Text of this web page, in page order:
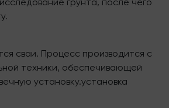
сваи. Процесс производится с
техники, обеспечивающей
установку.установка